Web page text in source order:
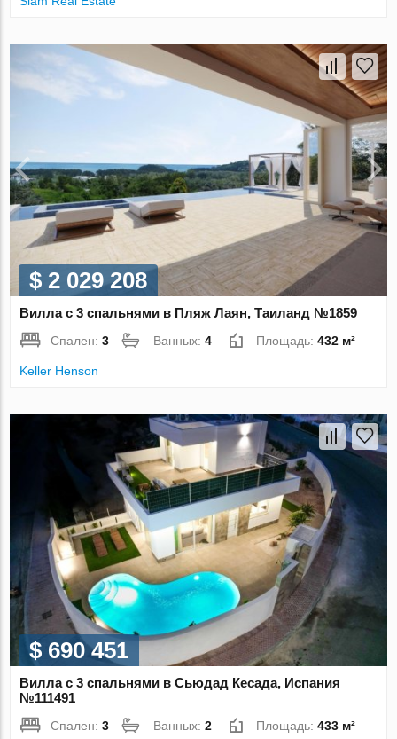
$ 2 029 208
Вилла с 3 спальнями в Пляж Лаян, Таиланд №1859
Спален:3 Ванных:4 Площадь:432 м²
Keller Henson
$ 690 451
Вилла с 3 спальнями в Сьюдад Кесада, Испания
№111491
Спален:3 Ванных:2 Площадь:433 м²